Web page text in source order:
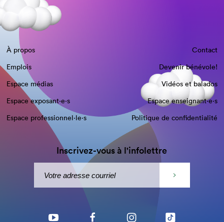
À propos
Contact
Emplois
Devenir bénévole!
Espace médias
Vidéos et balados
Espace exposant·e⋅s
Espace enseignant·e⋅s
Espace professionnel·le⋅s
Politique de confidentialité
Inscrivez-vous à l'infolettre